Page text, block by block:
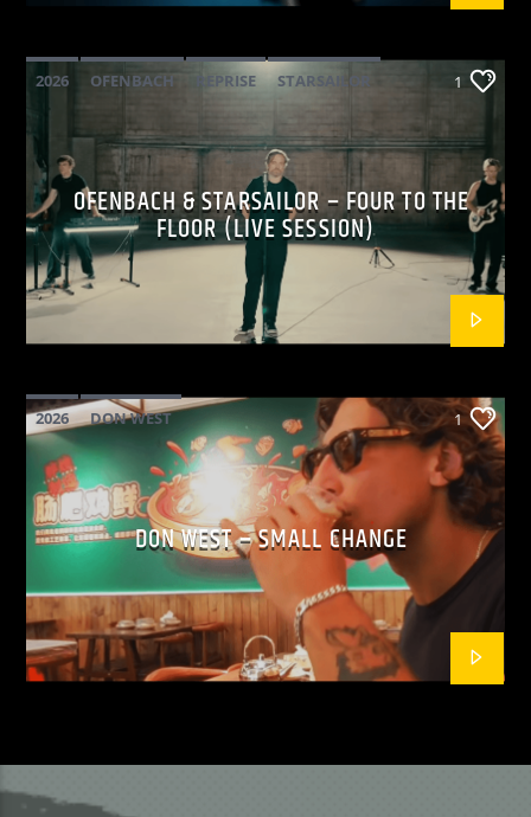
2026 OFENBACH REPRISE STARSAILOR 1
OFENBACH & STARSAILOR – FOUR TO THE
FLOOR (LIVE SESSION)
2026
DON WEST
MAINSQUARE FESTIVAL 2026
POP
1
DON WEST – SMALL CHANGE